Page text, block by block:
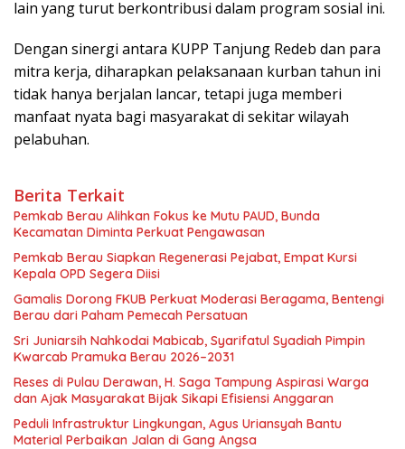
lain yang turut berkontribusi dalam program sosial ini.
Dengan sinergi antara KUPP Tanjung Redeb dan para
mitra kerja, diharapkan pelaksanaan kurban tahun ini
tidak hanya berjalan lancar, tetapi juga memberi
manfaat nyata bagi masyarakat di sekitar wilayah
pelabuhan.
Berita Terkait
Pemkab Berau Alihkan Fokus ke Mutu PAUD, Bunda
Kecamatan Diminta Perkuat Pengawasan
Pemkab Berau Siapkan Regenerasi Pejabat, Empat Kursi
Kepala OPD Segera Diisi
Gamalis Dorong FKUB Perkuat Moderasi Beragama, Bentengi
Berau dari Paham Pemecah Persatuan
Sri Juniarsih Nahkodai Mabicab, Syarifatul Syadiah Pimpin
Kwarcab Pramuka Berau 2026–2031
Reses di Pulau Derawan, H. Saga Tampung Aspirasi Warga
dan Ajak Masyarakat Bijak Sikapi Efisiensi Anggaran
Peduli Infrastruktur Lingkungan, Agus Uriansyah Bantu
Material Perbaikan Jalan di Gang Angsa